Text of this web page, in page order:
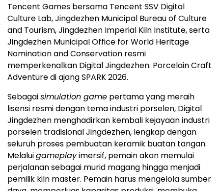
Tencent Games bersama Tencent SSV Digital
Culture Lab, Jingdezhen Municipal Bureau of Culture
and Tourism, Jingdezhen Imperial Kiln Institute, serta
Jingdezhen Municipal Office for World Heritage
Nomination and Conservation resmi
memperkenalkan Digital Jingdezhen: Porcelain Craft
Adventure di ajang SPARK 2026.
Sebagaisimulation game pertama yang meraih
lisensi resmi dengan tema industri porselen, Digital
Jingdezhen menghadirkan kembali kejayaan industri
porselen tradisional Jingdezhen, lengkap dengan
seluruh proses pembuatan keramik buatan tangan.
Melaluigameplayimersif, pemain akan memulai
perjalanan sebagai murid magang hingga menjadi
pemilik kiln master. Pemain harus mengelola sumber